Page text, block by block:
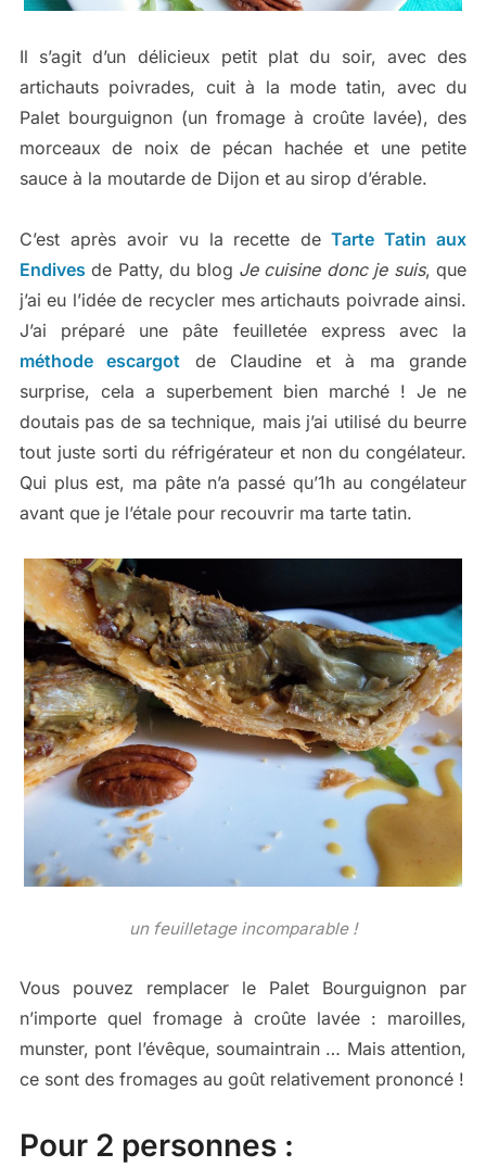
Il s’agit d’un délicieux petit plat du soir, avec des
artichauts poivrades, cuit à la mode tatin, avec du
Palet bourguignon (un fromage à croûte lavée), des
morceaux de noix de pécan hachée et une petite
sauce à la moutarde de Dijon et au sirop d’érable.
C’est après avoir vu la recette de Tarte Tatin aux
Endives de Patty, du blog Je cuisine donc je suis, que
j’ai eu l’idée de recycler mes artichauts poivrade ainsi.
J’ai préparé une pâte feuilletée express avec la
méthode escargot de Claudine et à ma grande
surprise, cela a superbement bien marché ! Je ne
doutais pas de sa technique, mais j’ai utilisé du beurre
tout juste sorti du réfrigérateur et non du congélateur.
Qui plus est, ma pâte n’a passé qu’1h au congélateur
avant que je l’étale pour recouvrir ma tarte tatin.
un feuilletage incomparable !
Vous pouvez remplacer le Palet Bourguignon par
n’importe quel fromage à croûte lavée : maroilles,
munster, pont l’évêque, soumaintrain … Mais attention,
ce sont des fromages au goût relativement prononcé !
Pour 2 personnes :